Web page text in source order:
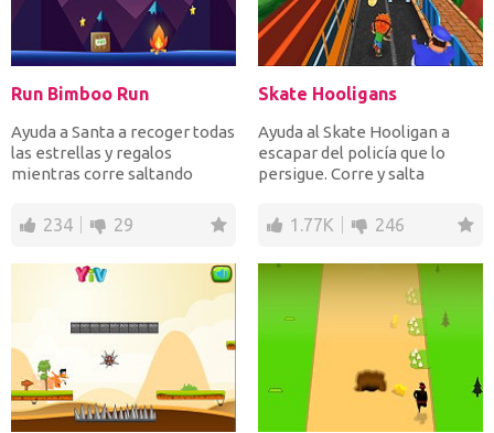
Run Bimboo Run
Ayuda a Santa a recoger todas
las estrellas y regalos
mientras corre saltando
234 29
Skate Hooligans
Ayuda al Skate Hooligan a
escapar del policía que lo
persigue. Corre y salta
1.77K 246